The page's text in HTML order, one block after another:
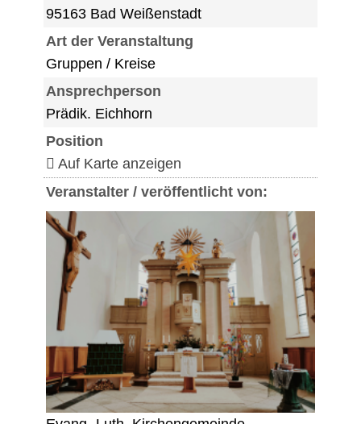
95163 Bad Weißenstadt
Art der Veranstaltung
Gruppen / Kreise
Ansprechperson
Prädik. Eichhorn
Position
Auf Karte anzeigen
Veranstalter / veröffentlicht von: